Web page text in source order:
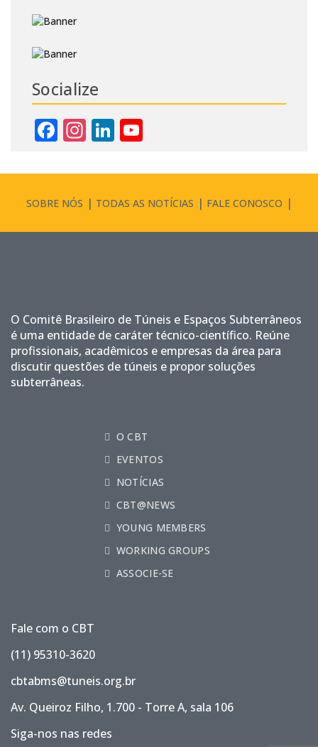
Socialize
Facebook
Instagram
LinkedIn
SOBRE NÓS TODAS AS NOTÍCIAS FALE CONOSCO
O Comitê Brasileiro de Túneis e Espaços Subterrâneos
é uma entidade de caráter técnico-científico. Reúne
profissionais, acadêmicos e empresas da área para
discutir questões de túneis e propor soluções
subterrâneas.
O CBT
EVENTOS
NOTÍCIAS
CBT@NEWS
YOUNG MEMBERS
WORKING GROUPS
ASSOCIE-SE
Fale com o CBT
(11) 95310-3620
cbtabms@tuneis.org.br
Av. Queiroz Filho, 1.700 - Torre A, sala 106
Siga-nos nas redes